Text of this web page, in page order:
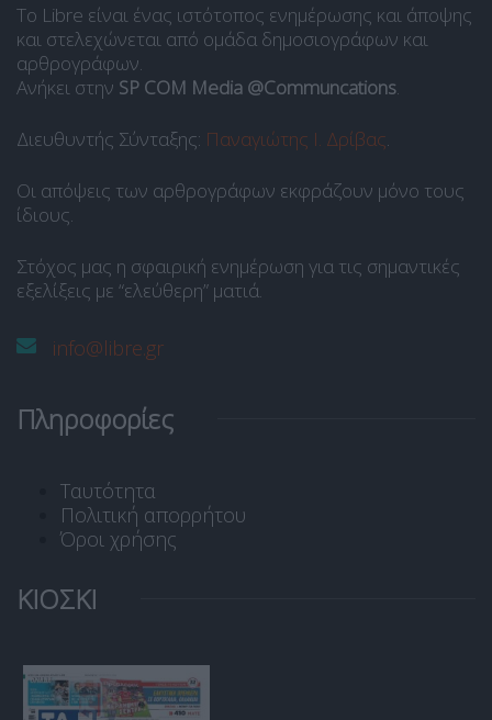
Το Libre είναι ένας ιστότοπος ενημέρωσης και άποψης
και στελεχώνεται από ομάδα δημοσιογράφων και
αρθρογράφων.
Ανήκει στην SP COM Media @Communcations.
Διευθυντής Σύνταξης: Παναγιώτης Ι. Δρίβας.
Οι απόψεις των αρθρογράφων εκφράζουν μόνο τους
ίδιους.
Στόχος μας η σφαιρική ενημέρωση για τις σημαντικές
εξελίξεις με “ελεύθερη” ματιά.
info@libre.gr
Πληροφορίες
Ταυτότητα
Πολιτική απορρήτου
Όροι χρήσης
ΚΙΟΣΚΙ